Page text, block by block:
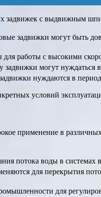
с выдвижным
задвижки могут быть
работы с высокими
задвижки могут
нуждаются в
условий
в различных
потока воды в
для перекрытия
для